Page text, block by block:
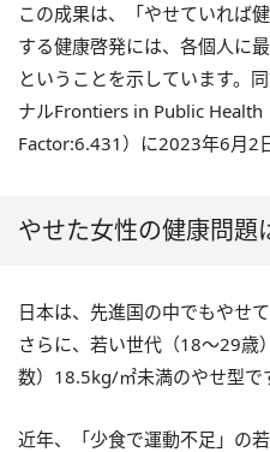
この成果は、「やせていれば
する健康啓発には、各個人に
ということを示しています。
ナルFrontiers in Public Health
Factor:6.431）に2023年6月2
やせた女性の健康問題
日本は、先進国の中でもやせ
さらに、若い世代（18～29歳
数）18.5kg/㎡未満のやせ型で
近年、「少食で運動不足」の